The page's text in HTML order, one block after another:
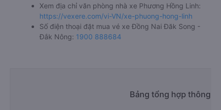
Xem địa chỉ văn phòng nhà xe Phương Hồng Linh:
https://vexere.com/vi-VN/xe-phuong-hong-linh
Số điện thoại đặt mua vé xe Đồng Nai Đăk Song -
Đắk Nông: 1900 888684
Bảng tổng hợp thông